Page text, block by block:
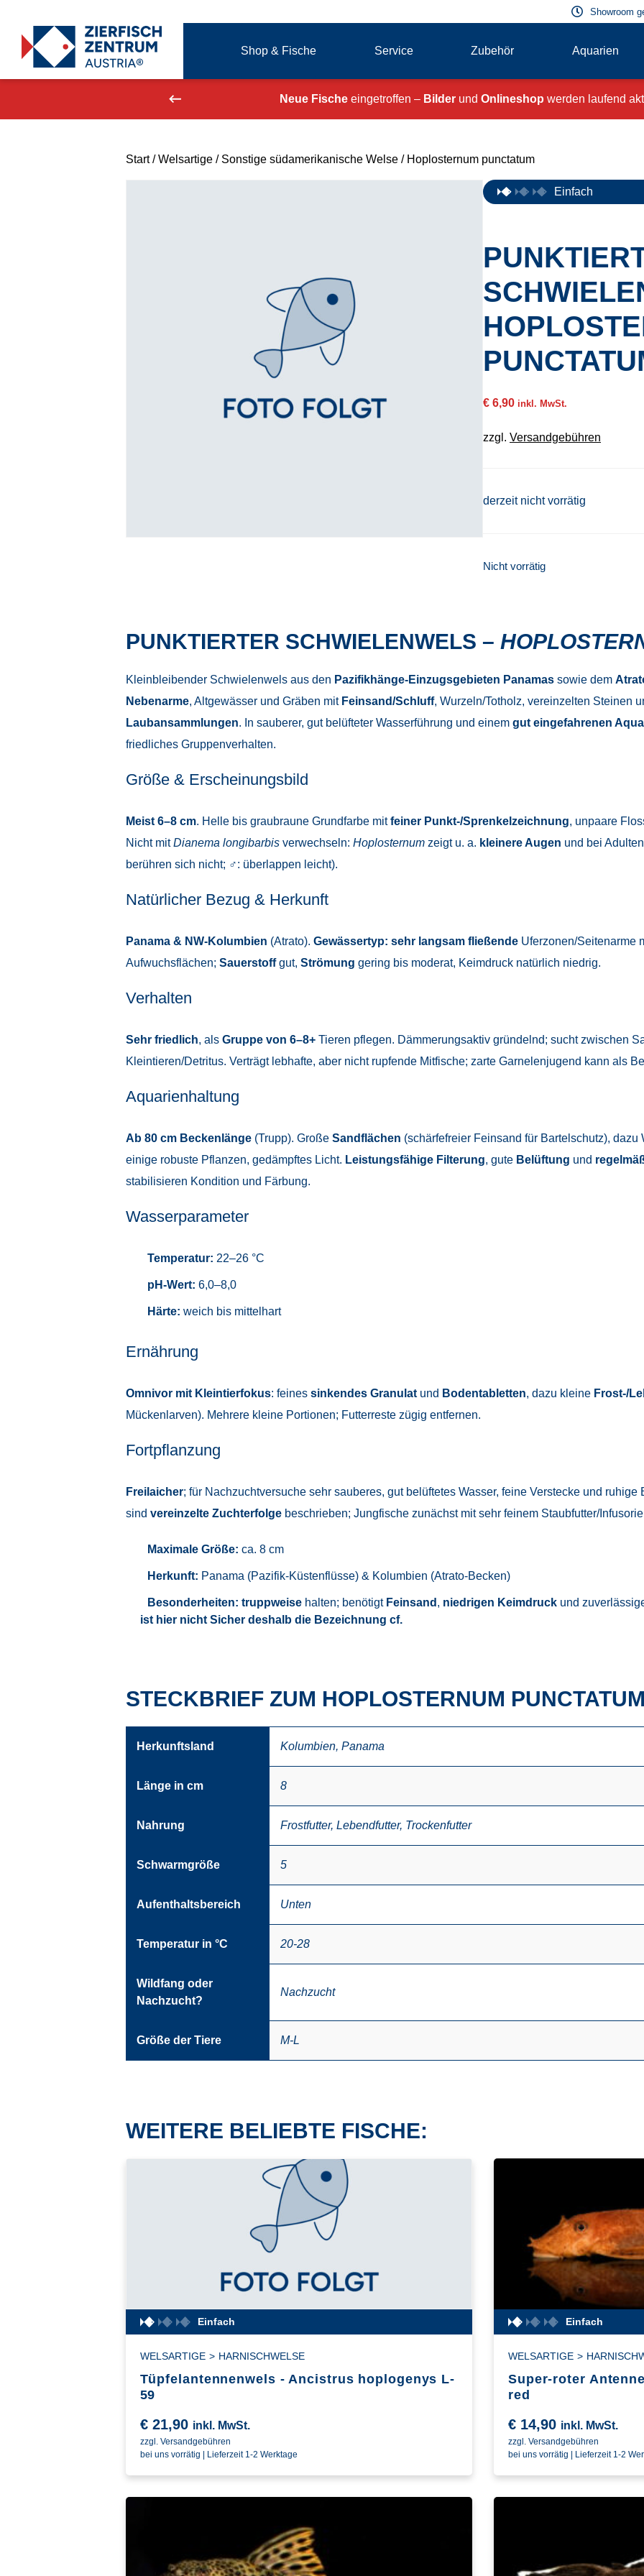
Zierfisch Aquarium Austria
Showroom
Shop & Fische Service Zubehör Aquarien
Neue Fischeeingetroffen – Bilderund Onlineshop werden laufend
Start/Welsartige/ Sonstige südamerikanische Welse/ Hoplosternum punctatum
Einfach
€ 6,90 inkl. MwSt.
zzgl. Versandgebühren
derzeit nicht vorrätig
Nicht vorrätig
PUNKTIERTER SCHWIELENWELS –
Kleinbleibender Schwielenwels aus den Pazifikhänge-Einzugsgebieten Panamassowie dem
Nebenarme, Altgewässer und Gräben mit Feinsand/Schluff, Wurzeln/Totholz, vereinzelten Steinen
Laubansammlungen. In sauberer, gut belüfteter Wasserführung und einem gut eingefahrenen
friedliches Gruppenverhalten.
Größe & Erscheinungsbild
Meist 6–8 cm. Helle bis graubraune Grundfarbe mitfeiner Punkt-/Sprenkelzeichnung, unpaare
Nicht mitDianema longibarbisverwechseln: Hoplosternumzeigt u. a. kleinere Augen und bei
berühren sich nicht; ♂: überlappen leicht).
Natürlicher Bezug & Herkunft
Panama & NW-Kolumbien (Atrato). Gewässertyp: sehr langsam fließendeUferzonen/Seitenarme
Aufwuchsflächen; Sauerstoffgut, Strömung gering bis moderat, Keimdruck natürlich niedrig.
Verhalten
Sehr friedlich, als Gruppe von 6–8+Tieren pflegen. Dämmerungsaktiv gründelnd; sucht zwischen
Kleintieren/Detritus. Verträgt lebhafte, aber nicht rupfende Mitfische; zarte Garnelenjugend kann als
Aquarienhaltung
Ab 80 cm Beckenlänge(Trupp). Große Sandflächen (schärfefreier Feinsand für Bartelschutz),
einige robuste Pflanzen, gedämpftes Licht. Leistungsfähige Filterung, gute Belüftung und
stabilisieren Kondition und Färbung.
Wasserparameter
Temperatur: 22–26 °C
pH-Wert: 6,0–8,0
Härte: weich bis mittelhart
Ernährung
Omnivor mit Kleintierfokus: feines sinkendes Granulatund Bodentabletten, dazu kleine Frost-/
Mückenlarven). Mehrere kleine Portionen; Futterreste zügig entfernen.
Fortpflanzung
Freilaicher; für Nachzuchtversuche sehr sauberes, gut belüftetes Wasser, feine Verstecke und
sind vereinzelte Zuchterfolgebeschrieben; Jungfische zunächst mit sehr feinem Staubfutter/
Maximale Größe: ca. 8 cm
Herkunft: Panama (Pazifik-Küstenflüsse) & Kolumbien (Atrato-Becken)
Besonderheiten: truppweisehalten; benötigt Feinsand , niedrigen Keimdruckund
ist hier nicht Sicher deshalb die Bezeichnung cf.
STECKBRIEF ZUM HOPLOSTERNUM
Herkunftsland Kolumbien, Panama
Länge in cm 8
Nahrung Frostfutter, Lebendfutter, Trockenfutter
Schwarmgröße 5
Aufenthaltsbereich Unten
Temperatur in °C 20-28
Wildfang oder
Nachzucht?
Nachzucht
Größe der Tiere M-L
WEITERE BELIEBTE FISCHE:
Einfach
WELSARTIGE > HARNISCHWELSE
Tüpfelantennenwels - Ancistrus hoplogenys L-
59
€21,90 inkl. MwSt.
zzgl. Versandgebühren
bei uns vorrätig | Lieferzeit 1-2 Werktage
Einfach
WELSARTIGE >
Super-roter
red
€14,90 inkl. MwSt.
zzgl. Versandgebühren
bei uns vorrätig | Lieferzeit 1-2